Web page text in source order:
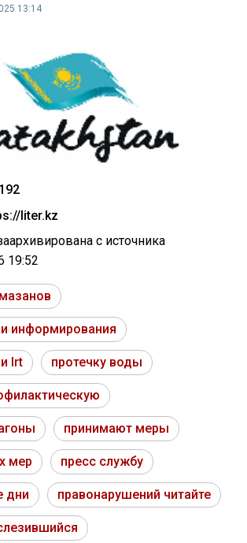
13:14
192
liter.kz
с источника
19:52
информирования
lrt протечку воды
принимают меры
мер пресс службу
дни правонарушений читайте